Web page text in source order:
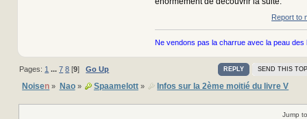
Report to
Ne vendons pas la charrue avec la peau des
REPLY SEND THIS
Pages: 1 ...7 8 [9]Go Up
Noisen » Nao» Spaamelott» Infos sur la 2ème moitié du livre V
Jump